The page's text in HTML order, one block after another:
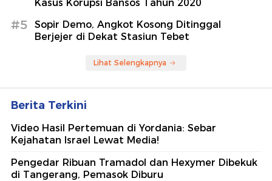
Kasus Korupsi Bansos Tahun 2020
#5
Sopir Demo, Angkot Kosong Ditinggal
Berjejer di Dekat Stasiun Tebet
Lihat Selengkapnya
Berita Terkini
Video Hasil Pertemuan di Yordania: Sebar
Kejahatan Israel Lewat Media!
Pengedar Ribuan Tramadol dan Hexymer Dibekuk
di Tangerang, Pemasok Diburu